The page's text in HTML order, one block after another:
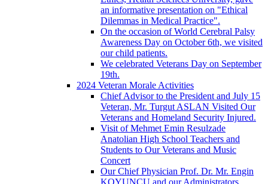
an informative presentation on "Ethical
Dilemmas in Medical Practice".
On the occasion of World Cerebral Palsy
Awareness Day on October 6th, we visited
our child patients.
We celebrated Veterans Day on September
19th.
2024 Veteran Morale Activities
Chief Advisor to the President and July 15
Veteran, Mr. Turgut ASLAN Visited Our
Veterans and Homeland Security Injured.
Visit of Mehmet Emin Resulzade
Anatolian High School Teachers and
Students to Our Veterans and Music
Concert
Our Chief Physician Prof. Dr. Mr. Engin
KOYUNCU and our Administrators